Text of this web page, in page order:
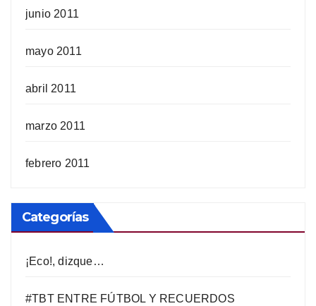
junio 2011
mayo 2011
abril 2011
marzo 2011
febrero 2011
Categorías
¡Eco!, dizque…
#TBT ENTRE FÚTBOL Y RECUERDOS